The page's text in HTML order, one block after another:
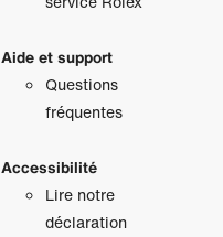
Aide et support
Questions
fréquentes
Accessibilité
Lire notre
déclaration